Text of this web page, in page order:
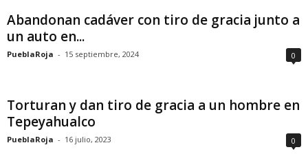
Abandonan cadáver con tiro de gracia junto a
un auto en...
PueblaRoja - 15 septiembre, 2024 0
Torturan y dan tiro de gracia a un hombre en
Tepeyahualco
PueblaRoja - 16 julio, 2023 0